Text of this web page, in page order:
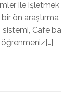
ile işletmek
ön araştırma
sistemi, Cafe